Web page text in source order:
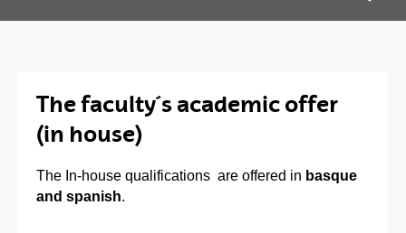
The faculty´s academic offer
(in house)
The In-house qualifications are offered in basque
and spanish.